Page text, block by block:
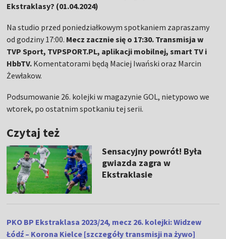
Ekstraklasy? (01.04.2024)
Na studio przed poniedziałkowym spotkaniem zapraszamy
od godziny 17:00. Mecz zacznie się o 17:30. Transmisja w
TVP Sport, TVPSPORT.PL, aplikacji mobilnej, smart TV i
HbbTV. Komentatorami będą Maciej Iwański oraz Marcin
Żewłakow.
Podsumowanie 26. kolejki w magazynie GOL, nietypowo we
wtorek, po ostatnim spotkaniu tej serii.
Czytaj też
Sensacyjny powrót! Była
gwiazda zagra w
Ekstraklasie
PKO BP Ekstraklasa 2023/24, mecz 26. kolejki: Widzew
Łódź – Korona Kielce [szczegóły transmisji na żywo]